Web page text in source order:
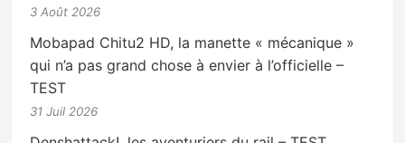
3 Août 2026
Mobapad Chitu2 HD, la manette « mécanique »
qui n’a pas grand chose à envier à l’officielle –
TEST
31 Juil 2026